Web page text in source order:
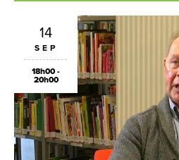
14
SEP
18h00 -
20h00